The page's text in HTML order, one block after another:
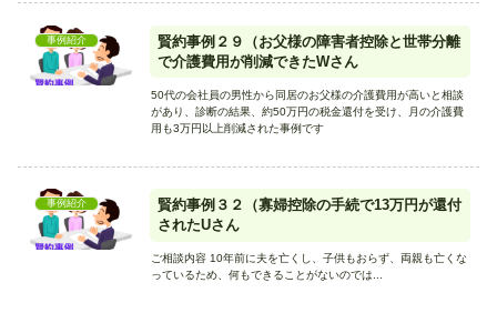
事例紹介
賢約事例２９（お父様の障害者控除と世帯分離
で介護費用が削減できたWさん
50代の会社員の男性から同居のお父様の介護費用が高いと相談
があり、診断の結果、約50万円の税金還付を受け、月の介護費
用も3万円以上削減された事例です
事例紹介
賢約事例３２（寡婦控除の手続で13万円が還付
されたUさん
ご相談内容 10年前に夫を亡くし、子供もおらず、両親も亡くな
っているため、何もできることがないのでは...